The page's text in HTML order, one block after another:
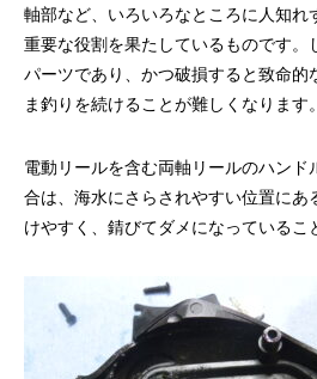
軸部など、いろいろなところに人知れ
重要な役割を果たしているものです。
パーツであり、かつ破損すると致命的
ま釣りを続けることが難しくなります。
電動リールを含む両軸リールのハンド
合は、海水にさらされやすい位置にあ
けやすく、錆びてダメになっているこ